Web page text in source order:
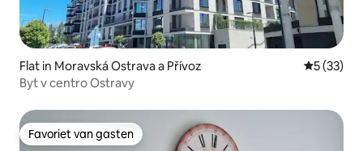
Flat in Moravská Ostrava a Přívoz
5 (33)
Byt v centro Ostravy
Favoriet van gasten
Favoriet van gasten